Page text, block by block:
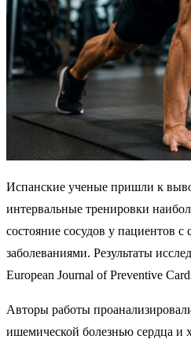
Испанские ученые пришли к
интервальные тренировки
состояние сосудов у пациентов с
заболеваниями. Результаты
European Journal of Preventive
Авторы работы
ишемической болезнью сердца и